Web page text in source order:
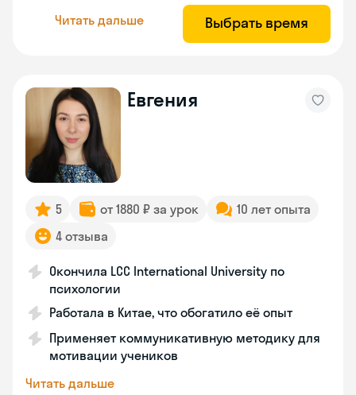
Читать дальше Выбрать время
Евгения
5 от 1880 ₽ за урок
10 лет опыта
4 отзыва
Окончила LCC International University по
психологии
Работала в Китае, что обогатило её опыт
Применяет коммуникативную методику для
мотивации учеников
Читать дальше